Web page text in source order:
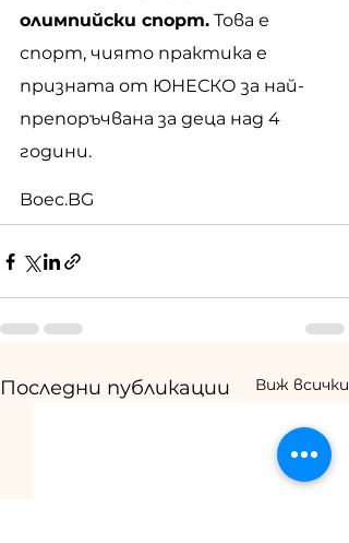
олимпийски спорт. Това е
спорт, чиято практика е
призната от ЮНЕСКО за най-
препоръчвана за деца над 4
години.
Boec.BG
Последни публикации Виж всички